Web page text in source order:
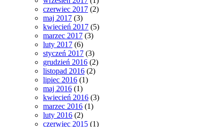
czerwiec 2017 (2)
maj 2017 (3)
kwiecień 2017 (5)
marzec 2017 (3)
luty 2017 (6)
styczeń 2017 (3)
grudzień 2016 (2)
listopad 2016 (2)
lipiec 2016 (1)
maj 2016 (1)
kwiecień 2016 (3)
marzec 2016 (1)
luty 2016 (2)
czerwiec 2015 (1)